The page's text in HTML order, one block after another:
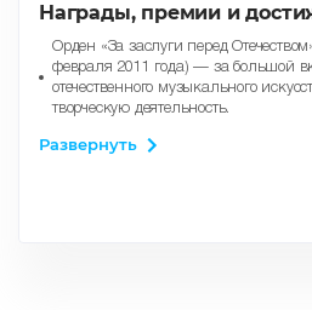
Награды, премии и
Орден «За заслуги перед
февраля 2011 года) — за большой
отечественного музыкального
творческую деятельность.
года) — за большие заслуги в
Развернуть